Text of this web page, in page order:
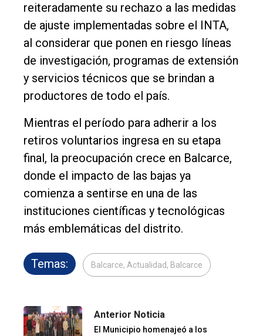
reiteradamente su rechazo a las medidas
de ajuste implementadas sobre el INTA,
al considerar que ponen en riesgo líneas
de investigación, programas de extensión
y servicios técnicos que se brindan a
productores de todo el país.
Mientras el período para adherir a los
retiros voluntarios ingresa en su etapa
final, la preocupación crece en Balcarce,
donde el impacto de las bajas ya
comienza a sentirse en una de las
instituciones científicas y tecnológicas
más emblemáticas del distrito.
Temas: Balcarce, Actualidad, Balcarce
Anterior Noticia
El Municipio homenajeó a los